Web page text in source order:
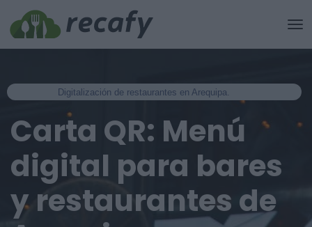
Digitalización de restaurantes en Arequipa.
Carta QR: Menú
digital para bares
y restaurantes de